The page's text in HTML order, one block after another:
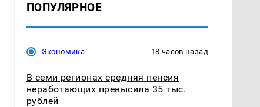
ПОПУЛЯРНОЕ
Экономика 18 часов назад
В семи регионах средняя пенсия
неработающих превысила 35 тыс.
рублей